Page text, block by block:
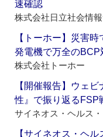
速確認
株式会社日立社会情
【トーホー】災害
発電機で万全のBCP
株式会社トーホー
【開催報告】ウェ
性』で振り返るFSP
サイネオス・ヘルス
【サイネオス・ヘ